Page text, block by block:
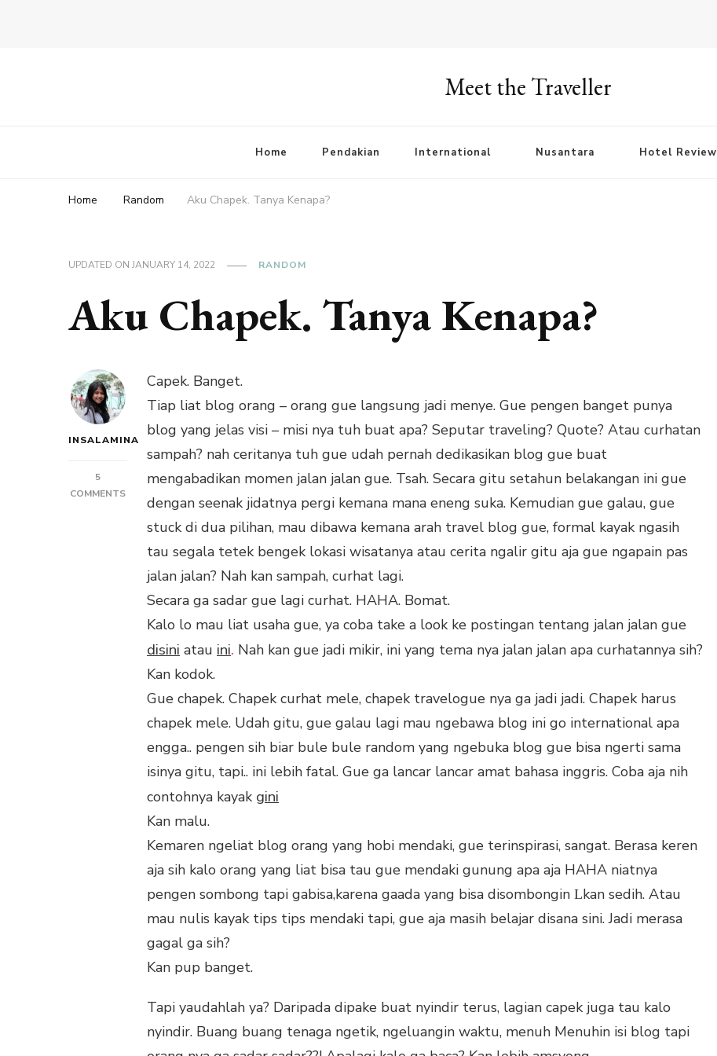
Meet the Traveller
Home Pendakian International Nusantara Hotel Review
Home Random Aku Chapek. Tanya Kenapa?
UPDATED ON JANUARY 14, 2022 RANDOM
Aku Chapek. Tanya Kenapa?
INSALAMINA
5
COMMENTSON
CHAPEK.
KENAPA?
Capek. Banget.
Tiap liat blog orang – orang gue langsung jadi menye. Gue pengen banget punya
blog yang jelas visi – misi nya tuh buat apa? Seputar traveling? Quote? Atau curhatan
sampah? nah ceritanya tuh gue udah pernah dedikasikan blog gue buat
mengabadikan momen jalan jalan gue. Tsah. Secara gitu setahun belakangan ini gue
dengan seenak jidatnya pergi kemana mana eneng suka. Kemudian gue galau, gue
stuck di dua pilihan, mau dibawa kemana arah travel blog gue, formal kayak ngasih
tau segala tetek bengek lokasi wisatanya atau cerita ngalir gitu aja gue ngapain pas
jalan jalan? Nah kan sampah, curhat lagi.
Secara ga sadar gue lagi curhat. HAHA. Bomat.
Kalo lo mau liat usaha gue, ya coba take a look ke postingan tentang jalan jalan gue
disini atau ini. Nah kan gue jadi mikir, ini yang tema nya jalan jalan apa curhatannya sih?
Kan kodok.
Gue chapek. Chapek curhat mele, chapek travelogue nya ga jadi jadi. Chapek harus
chapek mele. Udah gitu, gue galau lagi mau ngebawa blog ini go international apa
engga.. pengen sih biar bule bule random yang ngebuka blog gue bisa ngerti sama
isinya gitu, tapi.. ini lebih fatal. Gue ga lancar lancar amat bahasa inggris. Coba aja nih
contohnya kayak gini
Kan malu.
Kemaren ngeliat blog orang yang hobi mendaki, gue terinspirasi, sangat. Berasa keren
aja sih kalo orang yang liat bisa tau gue mendaki gunung apa aja HAHA niatnya
pengen sombong tapi gabisa,karena gaada yang bisa disombongin Lkan sedih. Atau
mau nulis kayak tips tips mendaki tapi, gue aja masih belajar disana sini. Jadi merasa
gagal ga sih?
Kan pup banget.
Tapi yaudahlah ya? Daripada dipake buat nyindir terus, lagian capek juga tau kalo
nyindir. Buang buang tenaga ngetik, ngeluangin waktu, menuh Menuhin isi blog tapi